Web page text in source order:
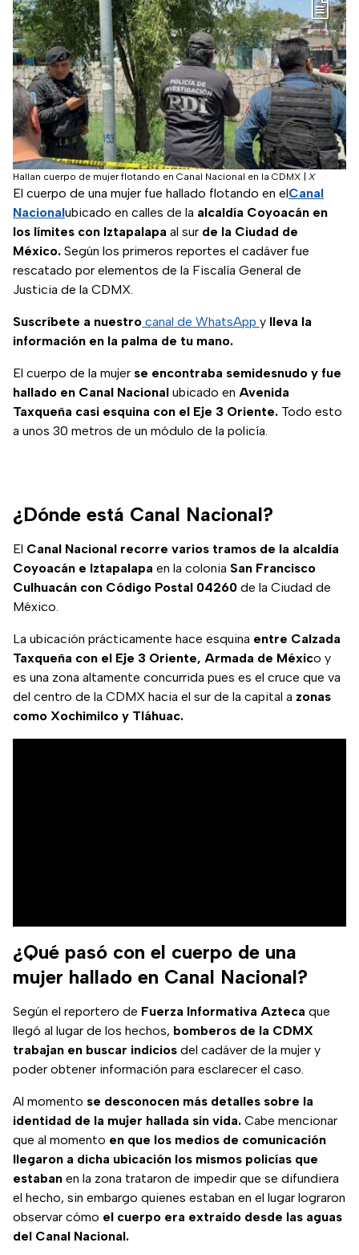
Hallan cuerpo de mujer flotando en Canal Nacional en la CDMX X
El cuerpo de una mujer fue hallado flotando en elCanal
Nacionalubicado en calles de la alcaldía Coyoacán en
los límites con Iztapalapa al sur de la Ciudad de
México. Según los primeros reportes el cadáver fue
rescatado por elementos de la Fiscalía General de
Justicia de la CDMX.
Suscríbete a nuestro canal de WhatsApp y lleva la
información en la palma de tu mano.
El cuerpo de la mujer se encontraba semidesnudo y fue
hallado en Canal Nacional ubicado en Avenida
Taxqueña casi esquina con el Eje 3 Oriente. Todo esto
a unos 30 metros de un módulo de la policía.
¿Dónde está Canal Nacional?
El Canal Nacional recorre varios tramos de la alcaldía
Coyoacán e Iztapalapa en la colonia San Francisco
Culhuacán con Código Postal 04260 de la Ciudad de
México.
La ubicación prácticamente hace esquina entre Calzada
Taxqueña con el Eje 3 Oriente, Armada de México y
es una zona altamente concurrida pues es el cruce que va
del centro de la CDMX hacia el sur de la capital a zonas
como Xochimilco y Tláhuac.
¿Qué pasó con el cuerpo de una
mujer hallado en Canal Nacional?
Según el reportero de Fuerza Informativa Azteca que
llegó al lugar de los hechos, bomberos de la CDMX
trabajan en buscar indicios del cadáver de la mujer y
poder obtener información para esclarecer el caso.
Al momento se desconocen más detalles sobre la
identidad de la mujer hallada sin vida. Cabe mencionar
que al momento en que los medios de comunicación
llegaron a dicha ubicación los mismos policías que
estaban en la zona trataron de impedir que se difundiera
el hecho, sin embargo quienes estaban en el lugar lograron
observar cómo el cuerpo era extraído desde las aguas
del Canal Nacional.